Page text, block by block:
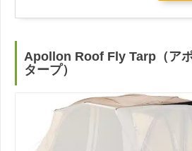
Apollon Roof Fly Tarp（ア
タープ）